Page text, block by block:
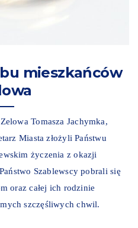
mieszkańców
Tomasza Jachymka,
Miasta złożyli Państwu
życzenia z okazji
Szablewscy pobrali się
oraz całej ich rodzinie
szczęśliwych chwil.